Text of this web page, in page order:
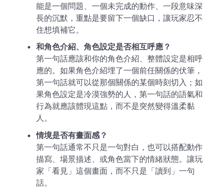
能是一個問題、一個未完成的動作、一段意味深
長的沉默，重點是要留下一個缺口，讓玩家忍不
住想填補它。
和角色介紹、角色設定是否相互呼應？
第一句話應該和你的角色介紹、整體設定是相呼
應的。如果角色介紹埋了一個前任關係的伏筆，
第一句話就可以從那個關係的某個時刻切入；如
果角色設定是冷漠強勢的人，第一句話的語氣和
行為就應該體現這點，而不是突然變得溫柔黏
人。
情境是否有畫面感？
第一句話通常不只是一句對白，也可以搭配動作
描寫、場景描述、或角色當下的情緒狀態。讓玩
家「看見」這個畫面，而不只是「讀到」一句
話。